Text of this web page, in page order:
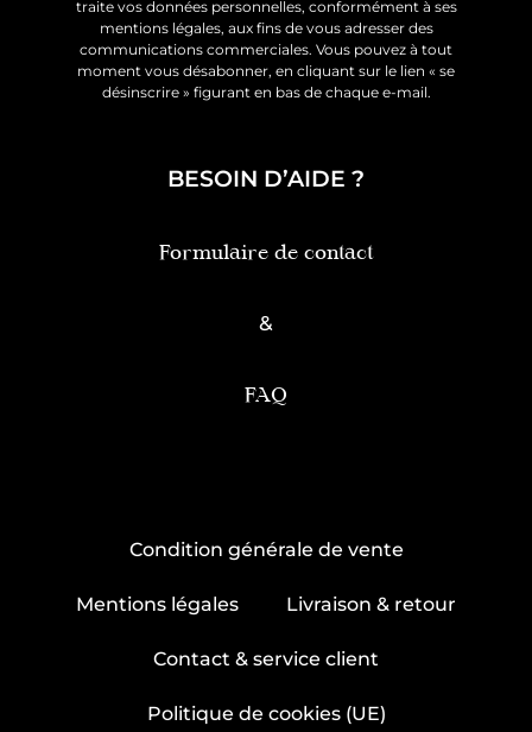
traite vos données personnelles, conformément à ses
mentions légales, aux fins de vous adresser des
communications commerciales. Vous pouvez à tout
moment vous désabonner, en cliquant sur le lien « se
désinscrire » figurant en bas de chaque e-mail.
BESOIN D’AIDE ?
Formulaire de contact
&
FAQ
Condition générale de vente
Mentions légales Livraison & retour
Contact & service client
Politique de cookies (UE)